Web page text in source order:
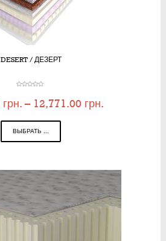
DESERT / ДЕЗЕРТ
грн. – 12,771.00 грн.
ВЫБРАТЬ ...